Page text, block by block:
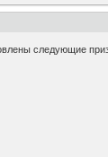
следующие